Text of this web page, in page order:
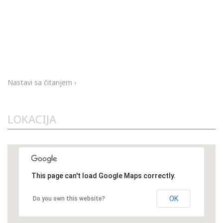
Nastavi sa čitanjem ›
LOKACIJA
This page can't load Google Maps correctly.
Do you own this website? OK